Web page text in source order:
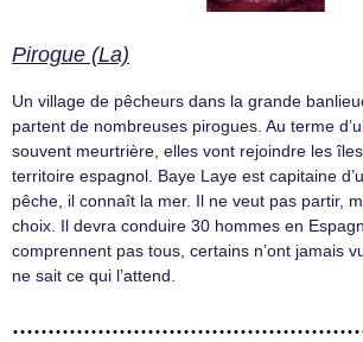
Pirogue (La)
Un village de pêcheurs dans la grande
partent de nombreuses pirogues. Au terme
souvent meurtrière, elles vont rejoindre les
territoire espagnol. Baye Laye est capitaine
pêche, il connaît la mer. Il ne veut pas partir,
choix. Il devra conduire 30 hommes en
comprennent pas tous, certains n’ont jamais
ne sait ce qui l’attend.